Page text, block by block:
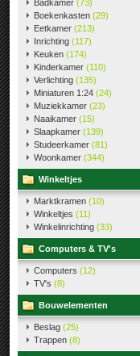
Badkamer (73)
Boekenkasten (29)
Eetkamer (213)
Inrichting (117)
Keuken (174)
Kinderkamer (110)
Verlichting (135)
Miniaturen 1:24 (24)
Muziekkamer (23)
Naaikamer (15)
Slaapkamer (139)
Studeerkamer (81)
Woonkamer (344)
Winkeltjes
Marktkramen (10)
Winkeltjes (11)
Winkelinrichting (33)
Computers & TV's
Computers (12)
TV's (8)
Bouwelementen
Beslag (25)
Trappen (8)